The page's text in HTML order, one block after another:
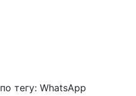
тегу: WhatsApp